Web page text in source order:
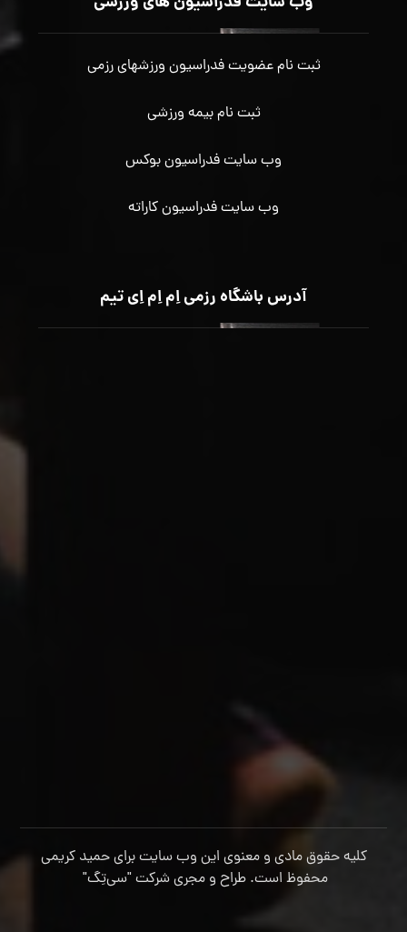
ثبت نام عضویت فدراسیون ورزشهای رزمی
ثبت نام بیمه ورزشی
وب سایت فدراسیون بوکس
وب سایت فدراسیون کاراته
آدرس باشگاه رزمی اِم اِم اِی تیم
کلیه حقوق مادی و معنوی این وب سایت برای حمید کریمی
محفوظ است. طراح و مجری شرکت"سی‌تِگ"